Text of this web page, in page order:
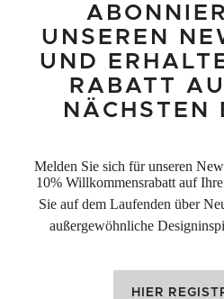
UNSEREN
UND
RABATT
NÄCHSTEN
Melden Sie sich für unseren
10% Willkommensrabatt auf
Sie auf dem Laufenden über
außergewöhnliche
HIER